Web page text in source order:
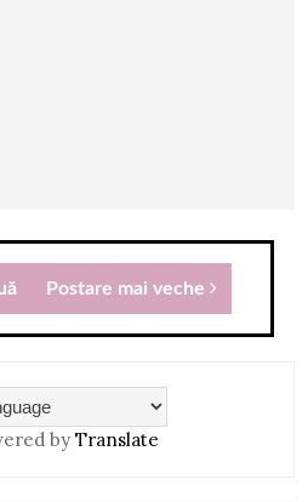
Postare mai veche
by Translate